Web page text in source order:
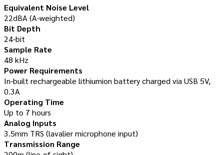
Equivalent Noise Level
22dBA (A-weighted)
Bit Depth
24-bit
Sample Rate
48 kHz
Power Requirements
In-built rechargeable lithiumion battery charged via USB 5V,
0.3A
Operating Time
Up to 7 hours
Analog Inputs
3.5mm TRS (lavalier microphone input)
Transmission Range